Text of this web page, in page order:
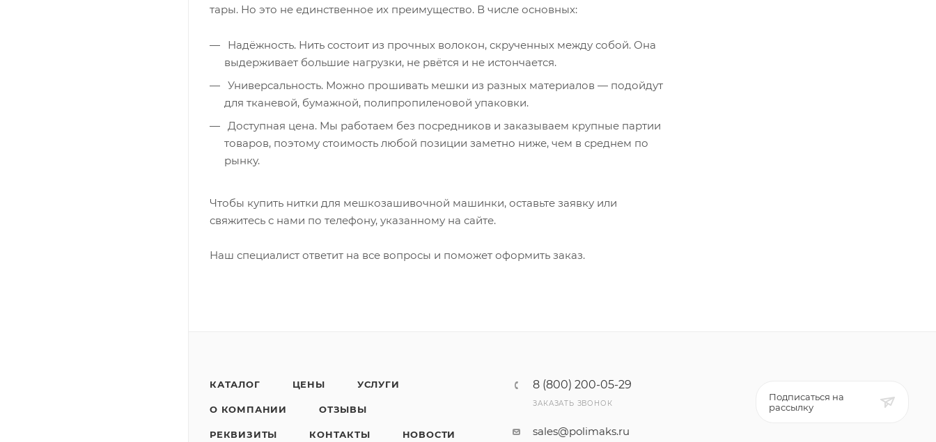
тары. Но это не единственное их преимущество. В числе основных:
Надёжность. Нить состоит из прочных волокон, скрученных между собой. Она
выдерживает большие нагрузки, не рвётся и не истончается.
Универсальность. Можно прошивать мешки из разных материалов — подойдут
для тканевой, бумажной, полипропиленовой упаковки.
Доступная цена. Мы работаем без посредников и заказываем крупные партии
товаров, поэтому стоимость любой позиции заметно ниже, чем в среднем по
рынку.
Чтобы купить нитки для мешкозашивочной машинки, оставьте заявку или
свяжитесь с нами по телефону, указанному на сайте.
Наш специалист ответит на все вопросы и поможет оформить заказ.
КАТАЛОГ ЦЕНЫ УСЛУГИ
О КОМПАНИИ ОТЗЫВЫ
РЕКВИЗИТЫ КОНТАКТЫ НОВОСТИ
8 (800) 200-05-29
ЗАКАЗАТЬ ЗВОНОК
sales@polimaks.ru
Подписаться на
рассылку